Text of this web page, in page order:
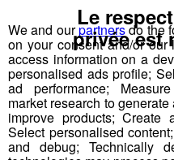
35H Horaires normaux
la responsabilité du
cadre des valeurs
missions, de : -
autonomie, - Garantir
faire respecter les
We and ourpartnersdo the
on your consent and/or our
access information on a
personalised ads profile;
ad performance;
market research to
improve products; Create
Select personalised
and debug; Technically
Le
privée est